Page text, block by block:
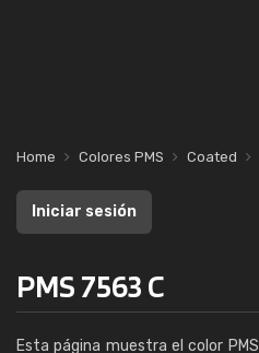
Home Colores PMS Coated
Iniciar sesión
PMS 7563 C
Esta página muestra el color PMS